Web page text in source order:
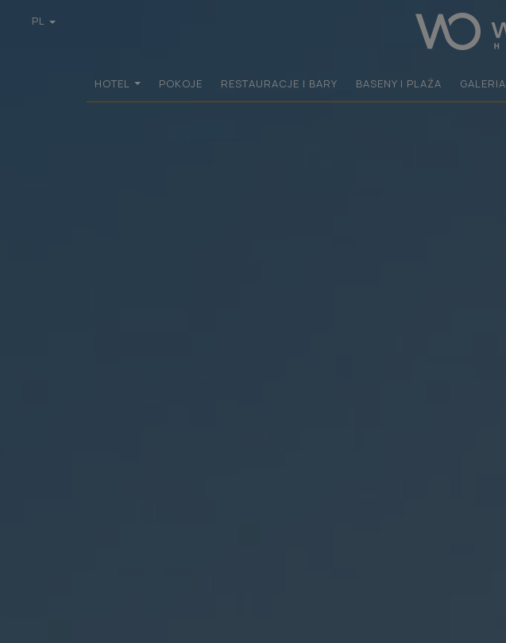
PL
HOTEL POKOJE RESTAURACJE I BARY BASENY I PLAŻA